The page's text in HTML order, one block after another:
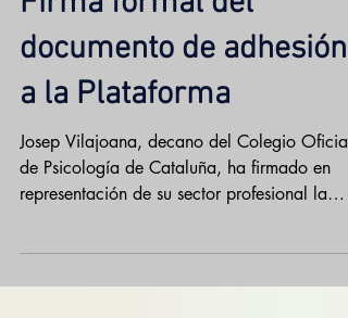
Firma formal del
documento de adhesión
a la Plataforma
Josep Vilajoana, decano del Colegio Oficial
representación de su sector profesional la